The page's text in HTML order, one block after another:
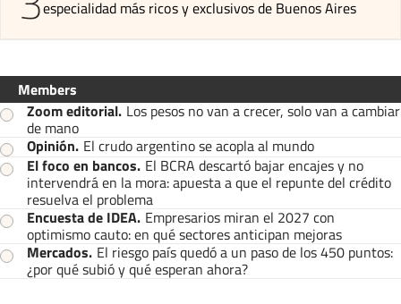
especialidad más ricos y exclusivos de Buenos Aires
Members
Zoom editorial. Los pesos no van a crecer, solo van a cambiar
de mano
Opinión. El crudo argentino se acopla al mundo
El foco en bancos. El BCRA descartó bajar encajes y no
intervendrá en la mora: apuesta a que el repunte del crédito
resuelva el problema
Encuesta de IDEA. Empresarios miran el 2027 con
optimismo cauto: en qué sectores anticipan mejoras
Mercados. El riesgo país quedó a un paso de los 450 puntos:
¿por qué subió y qué esperan ahora?